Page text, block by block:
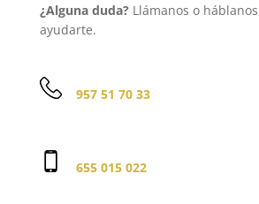
¿Alguna duda?Llámanos o
ayudarte.
957 51 70 33
655 015 022